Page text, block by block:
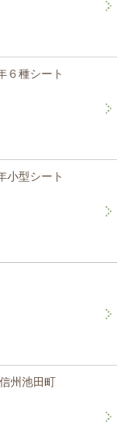
６種シート
小型シート
州池田町